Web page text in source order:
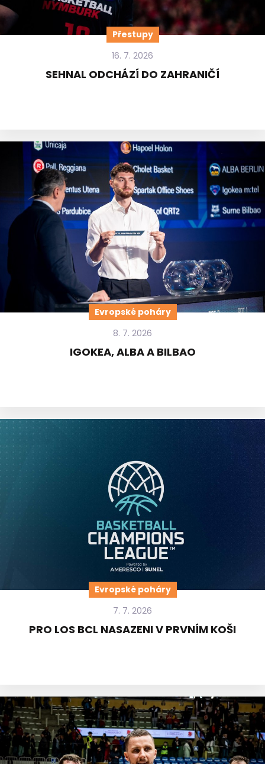
Přestupy
16. 7. 2026
SEHNAL ODCHÁZÍ DO ZAHRANIČÍ
Evropské poháry
8. 7. 2026
IGOKEA, ALBA A BILBAO
Evropské poháry
7. 7. 2026
PRO LOS BCL NASAZENI V PRVNÍM KOŠI